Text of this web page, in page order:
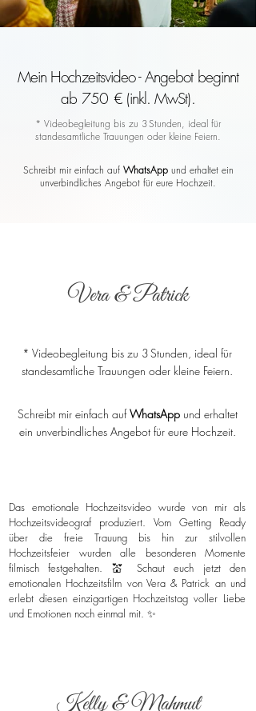
Mein Hochzeitsvideo - Angebot beginnt
ab 750 € (inkl. MwSt).
* Videobegleitung bis zu 3 Stunden, ideal für
standesamtliche Trauungen oder kleine Feiern.
Schreibt mir einfach auf WhatsAppund erhaltet ein
unverbindliches Angebot für eure Hochzeit.
Vera & Patrick
* Videobegleitung bis zu 3 Stunden, ideal für
standesamtliche Trauungen oder kleine Feiern.
Schreibt mir einfach aufWhatsAppund erhaltet
ein unverbindliches Angebot für eure Hochzeit.
Das emotionale Hochzeitsvideo wurde von mir als
Hochzeitsvideograf produziert. Vom Getting Ready
über die freie Trauung bis hin zur stilvollen
Hochzeitsfeier wurden alle besonderen Momente
filmisch festgehalten. 💒 Schaut euch jetzt den
emotionalen Hochzeitsfilm von Vera & Patrick an und
erlebt diesen einzigartigen Hochzeitstag voller Liebe
und Emotionen noch einmal mit. ✨
Kelly & Mahmut